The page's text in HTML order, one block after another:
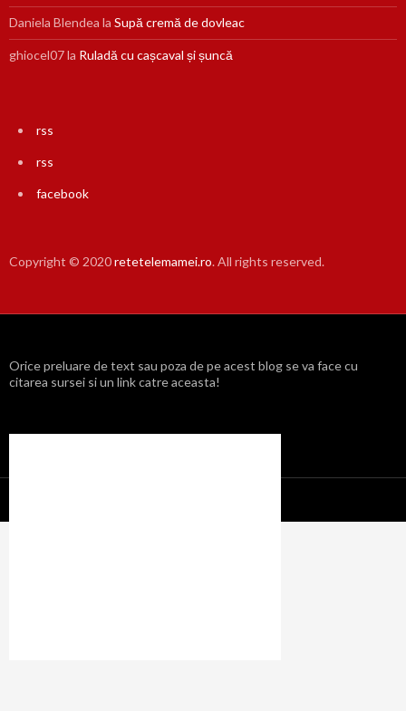
Daniela Blendea la Supă cremă de dovleac
ghiocel07la Ruladă cu cașcaval și șuncă
rss
rss
facebook
Copyright © 2020retetelemamei.ro. All rights reserved.
Orice preluare de text sau poza de pe acest blog se va face cu
citarea sursei si un link catre aceasta!